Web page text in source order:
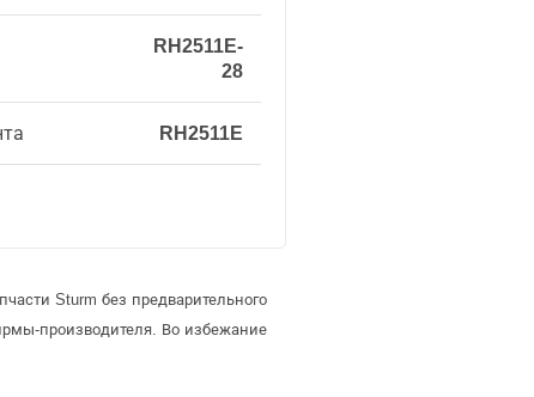
RH2511E-
28
RH2511E
Sturm без предварительного
производителя. Во избежание